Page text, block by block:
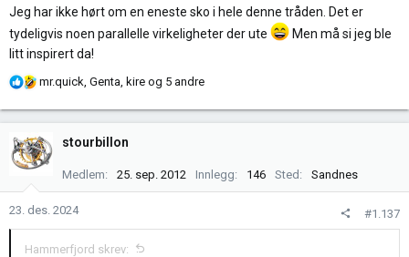
Jeg har ikke hørt om en eneste sko i hele denne tråden. Det er
tydeligvis noen parallelle virkeligheter der ute
Men må si jeg ble
litt inspirert da!
R
k
s
j
o
n
e
r
mr.quick Genta kire og 5 andre
stourbillon
Medlem 25. sep. 2012 Innlegg 146 Sted Sandnes
23. des. 2024 #1.137
Hammerfjord skrev: